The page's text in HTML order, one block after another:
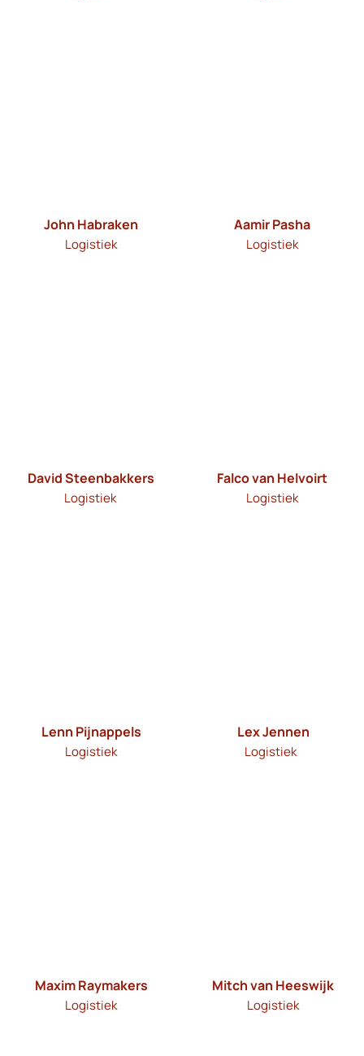
Falco van Helvoirt
Logistiek
John Habraken
Logistiek
Aamir Pasha
Logistiek
David Steenbakkers
Logistiek
Lenn Pijnappels
Logistiek
Mitch van Heeswijk
Logistiek
Lex Jennen
Logistiek
Maxim Raymakers
Logistiek